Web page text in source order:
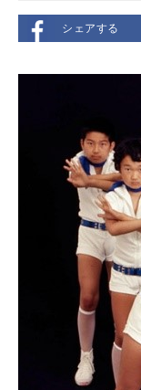
シェアする